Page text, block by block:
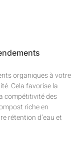
organiques à votre
Cela favorise la
compétitivité des
riche en
rétention d’eau et